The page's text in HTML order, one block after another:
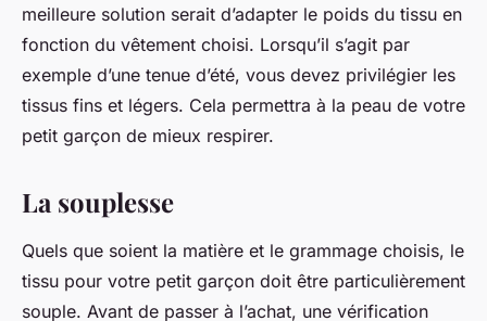
meilleure solution serait d’adapter le poids du tissu en
fonction du vêtement choisi. Lorsqu’il s’agit par
exemple d’une tenue d’été, vous devez privilégier les
tissus fins et légers. Cela permettra à la peau de votre
petit garçon de mieux respirer.
La souplesse
Quels que soient la matière et le grammage choisis, le
tissu pour votre petit garçon doit être particulièrement
souple. Avant de passer à l’achat, une vérification